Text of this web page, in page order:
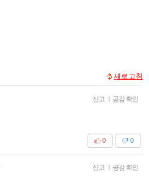
새로고침
신고 | 공감 확인
0
0
신고 | 공감 확인